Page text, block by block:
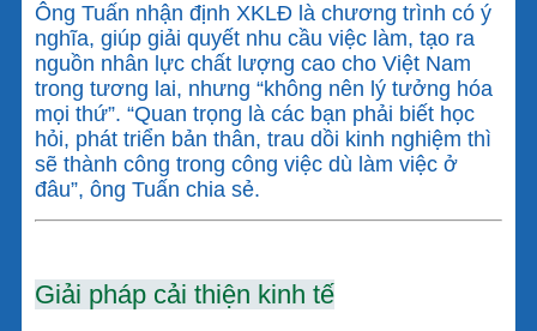
Ông Tuấn nhận định XKLĐ là chương trình có ý
nghĩa, giúp giải quyết nhu cầu việc làm, tạo ra
nguồn nhân lực chất lượng cao cho Việt Nam
trong tương lai, nhưng “không nên lý tưởng hóa
mọi thứ”. “Quan trọng là các bạn phải biết học
hỏi, phát triển bản thân, trau dồi kinh nghiệm thì
sẽ thành công trong công việc dù làm việc ở
đâu”, ông Tuấn chia sẻ.
Giải pháp cải thiện kinh tế